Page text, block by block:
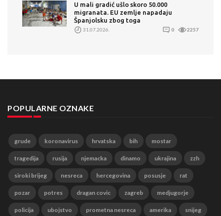
U mali gradić ušlo skoro 50.000
migranata. EU zemlje napadaju
Španjolsku zbog toga
31.07.2026. 0 2257
POPULARNE OZNAKE
grude koronavirus hrvatska bih mostar
tragedija rusija njemacka dinamo ukrajina zzh
siroki brijeg nesreca hercegovina posusje rat
pozar potres dragan covic zagreb medjugorje
policija ubojstvo prometna nesreca amerika snijeg